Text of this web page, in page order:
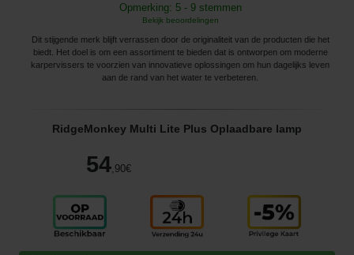
Opmerking: 5 - 9 stemmen
Bekijk beoordelingen
Dit stijgende merk blijft verrassen door de originaliteit van de producten die het
biedt. Het doel is om een ​​assortiment te bieden dat is ontworpen om moderne
karpervissers te voorzien van innovatieve oplossingen om hun dagelijks leven
aan de rand van het water te verbeteren.
RidgeMonkey Multi Lite Plus Oplaadbare lamp
54,90€